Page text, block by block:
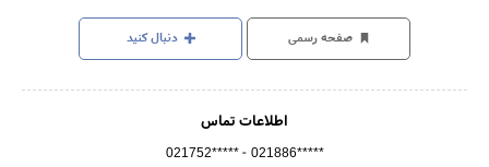
صفحه رسمی دنبال کنید
اطلاعات تماس
021752***** - 021886*****